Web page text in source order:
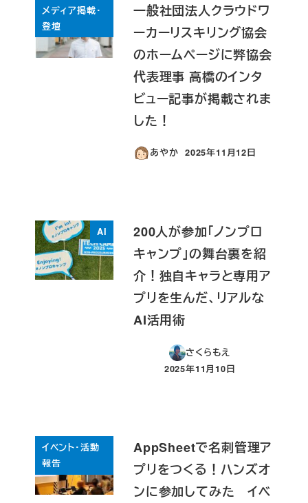
メディア掲載・
登壇
一般社団法人クラウドワ
ーカーリスキリング協会
のホームページに弊協会
代表理事 高橋のインタ
ビュー記事が掲載されま
した！
あやか
投稿日
2025年11月12日
AI
200人が参加「ノンプロ
キャンプ」の舞台裏を紹
介！独自キャラと専用ア
プリを生んだ、リアルな
AI活用術
さくらもえ
投稿日
2025年11月10日
イベント・活動
報告
AppSheetで名刺管理ア
プリをつくる！ハンズオ
ンに参加してみた イベ